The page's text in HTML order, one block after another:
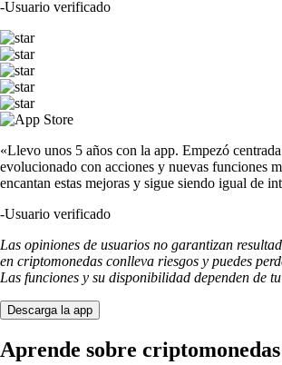
-Usuario verificado
«Llevo unos 5 años con la app. Empezó
evolucionado con acciones y nuevas funciones
encantan estas mejoras y sigue siendo igual de
-Usuario verificado
Las opiniones de usuarios no garantizan
en criptomonedas conlleva riesgos y puedes
Las funciones y su disponibilidad dependen de
Descarga la app
Aprende sobre criptomonedas